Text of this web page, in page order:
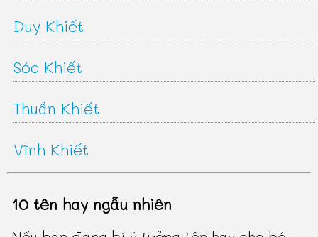
Duy Khiết
Sóc Khiết
Thuần Khiết
Vĩnh Khiết
10 tên hay ngẫu nhiên